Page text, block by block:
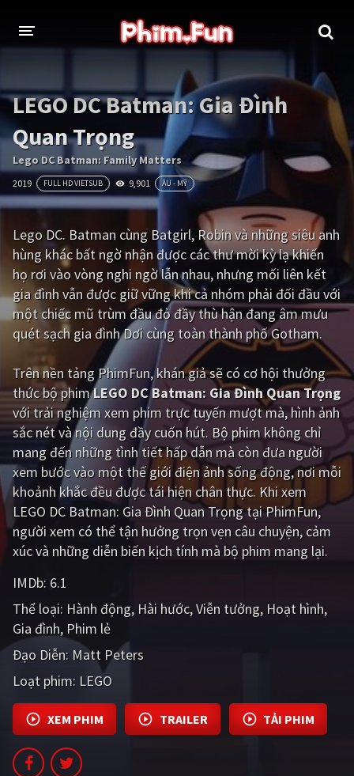
THỂ LOẠI
Thần thoại - Cổ trang Hành động
Tâm lý Chiến tranh
Võ thuật - Kiếm hiệp Nhạc kịch
Tội phạm - Hình sự
Phiêu lưu Hài hước
Viễn tưởng Khoa học - Tài liệu
Hoạt hình Thể thao
Tình cảm - Lãng mạn Kỳ ảo
Giật gân Gia đình
Bí ẩn Lịch sử
Viễn Tây Tiểu sử
GameShow DramaTV
QUỐC GIA
Âu - Mỹ Trung Quốc - Hồng Kông
Hàn Quốc
Ấn Độ Việt Nam
Tổng hợp
CẬP NHẬT
PHIM MỚI
PHIM BỘ
LEGO DC Batman: Gia Đình
Quan Trọng
Lego DC Batman: Family Matters
2019 FULL HD VIETSUB 9,901 ÂU - MỸ
Lego DC. Batman cùng Batgirl, Robin và những siêu anh
hùng khác bất ngờ nhận được các thư mời kỳ lạ khiến
họ rơi vào vòng nghi ngờ lẫn nhau, nhưng mối liên kết
gia đình vẫn được giữ vững khi cả nhóm phải đối đầu với
một chiếc mũ trùm đầu đỏ đầy thù hận đang âm mưu
quét sạch gia đình Dơi cùng toàn thành phố Gotham.
Trên nền tảng PhimFun, khán giả sẽ có cơ hội thưởng
thức bộ phimLEGO DC Batman: Gia Đình Quan Trọng
với trải nghiệm xem phim trực tuyến mượt mà, hình ảnh
sắc nét và nội dung đầy cuốn hút. Bộ phim không chỉ
mang đến những tình tiết hấp dẫn mà còn đưa người
xem bước vào một thế giới điện ảnh sống động, nơi mỗi
khoảnh khắc đều được tái hiện chân thực. Khi xem
LEGO DC Batman: Gia Đình Quan Trọng tại PhimFun,
người xem có thể tận hưởng trọn vẹn câu chuyện, cảm
xúc và những diễn biến kịch tính mà bộ phim mang lại.
IMDb: 6.1
Thể loại: Hành động Hài hước Viễn tưởng Hoạt hình
Gia đình Phim lẻ
Đạo Diễn: Matt Peters
Loạt phim: LEGO
XEM PHIM TRAILER TẢI PHIM